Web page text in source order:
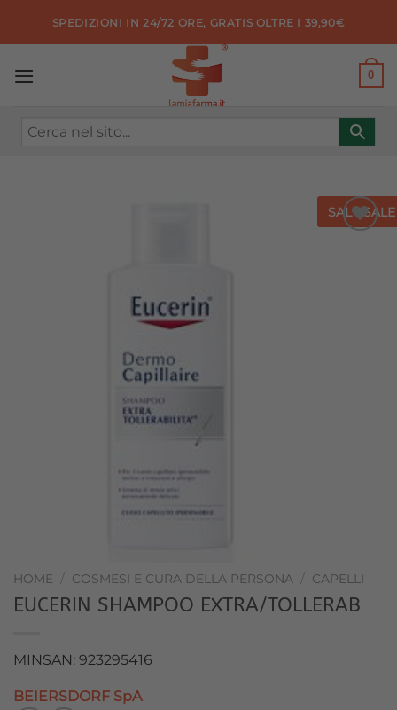
SPEDIZIONI IN 24/72 ORE, GRATIS OLTRE I 39,90€
0
SALE SALE
HOME / COSMESI E CURA DELLA PERSONA / CAPELLI
EUCERIN SHAMPOO EXTRA/TOLLERAB
MINSAN: 923295416
BEIERSDORF SpA